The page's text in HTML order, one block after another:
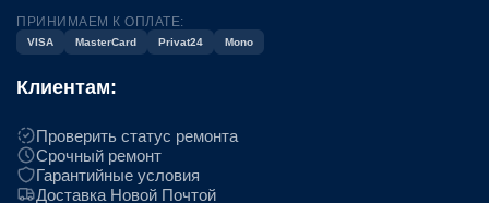
ПРИНИМАЕМ К ОПЛАТЕ:
VISA MasterCard Privat24 Mono
Клиентам:
Проверить статус ремонта
Срочный ремонт
Гарантийные условия
Доставка Новой Почтой